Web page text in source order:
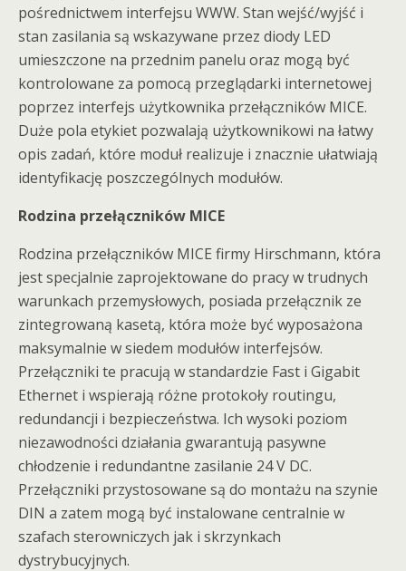
pośrednictwem interfejsu WWW. Stan wejść/wyjść i
stan zasilania są wskazywane przez diody LED
umieszczone na przednim panelu oraz mogą być
kontrolowane za pomocą przeglądarki internetowej
poprzez interfejs użytkownika przełączników MICE.
Duże pola etykiet pozwalają użytkownikowi na łatwy
opis zadań, które moduł realizuje i znacznie ułatwiają
identyfikację poszczególnych modułów.
Rodzina przełączników MICE
Rodzina przełączników MICE firmy Hirschmann, która
jest specjalnie zaprojektowane do pracy w trudnych
warunkach przemysłowych, posiada przełącznik ze
zintegrowaną kasetą, która może być wyposażona
maksymalnie w siedem modułów interfejsów.
Przełączniki te pracują w standardzie Fast i Gigabit
Ethernet i wspierają różne protokoły routingu,
redundancji i bezpieczeństwa. Ich wysoki poziom
niezawodności działania gwarantują pasywne
chłodzenie i redundantne zasilanie 24 V DC.
Przełączniki przystosowane są do montażu na szynie
DIN a zatem mogą być instalowane centralnie w
szafach sterowniczych jak i skrzynkach
dystrybucyjnych.